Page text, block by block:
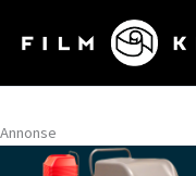
rett
innholdet
Annonse